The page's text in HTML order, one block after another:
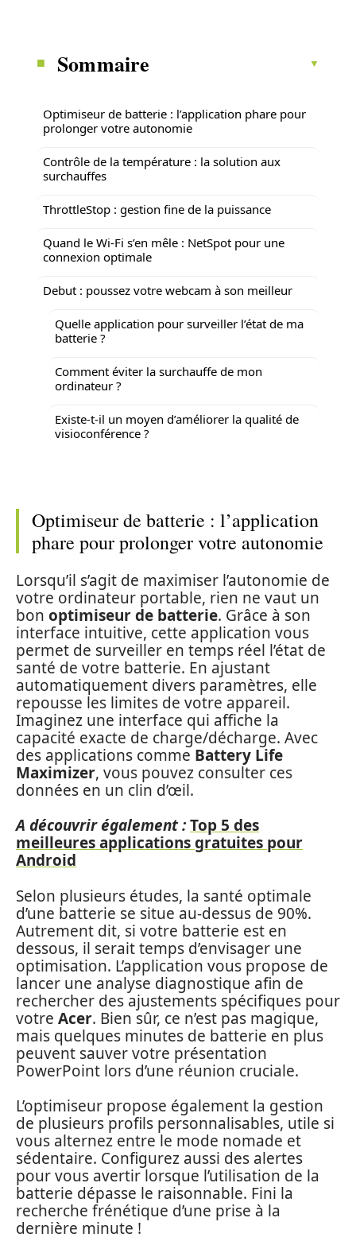
Sommaire
Optimiseur de batterie : l’application phare pour
prolonger votre autonomie
Contrôle de la température : la solution aux
surchauffes
ThrottleStop : gestion fine de la puissance
Quand le Wi-Fi s’en mêle : NetSpot pour une
connexion optimale
Debut : poussez votre webcam à son meilleur
Quelle application pour surveiller l’état de ma
batterie ?
Comment éviter la surchauffe de mon
ordinateur ?
Existe-t-il un moyen d’améliorer la qualité de
visioconférence ?
Optimiseur de batterie : l’application
phare pour prolonger votre autonomie
Lorsqu’il s’agit de maximiser l’autonomie de
votre ordinateur portable, rien ne vaut un
bon optimiseur de batterie. Grâce à son
interface intuitive, cette application vous
permet de surveiller en temps réel l’état de
santé de votre batterie. En ajustant
automatiquement divers paramètres, elle
repousse les limites de votre appareil.
Imaginez une interface qui affiche la
capacité exacte de charge/décharge. Avec
des applications comme Battery Life
Maximizer, vous pouvez consulter ces
données en un clin d’œil.
A découvrir également :Top 5 des
meilleures applications gratuites pour
Android
Selon plusieurs études, la santé optimale
d’une batterie se situe au-dessus de 90%.
Autrement dit, si votre batterie est en
dessous, il serait temps d’envisager une
optimisation. L’application vous propose de
lancer une analyse diagnostique afin de
rechercher des ajustements spécifiques pour
votre Acer. Bien sûr, ce n’est pas magique,
mais quelques minutes de batterie en plus
peuvent sauver votre présentation
PowerPoint lors d’une réunion cruciale.
L’optimiseur propose également la gestion
de plusieurs profils personnalisables, utile si
vous alternez entre le mode nomade et
sédentaire. Configurez aussi des alertes
pour vous avertir lorsque l’utilisation de la
batterie dépasse le raisonnable. Fini la
recherche frénétique d’une prise à la
dernière minute !